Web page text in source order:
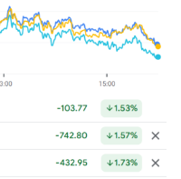
ンズ法一時停止
場初日は14％高
ついて